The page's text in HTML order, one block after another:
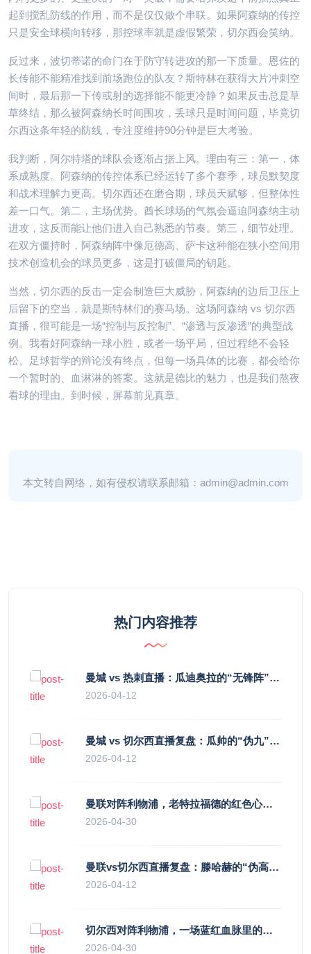
起到搅乱防线的作用，而不是仅仅做个串联。如果阿森纳的传控
只是安全球横向转移，那控球率就是虚假繁荣，切尔西会笑纳。
反过来，波切蒂诺的命门在于防守转进攻的那一下质量。恩佐的
长传能不能精准找到前场跑位的队友？斯特林在获得大片冲刺空
间时，最后那一下传或射的选择能不能更冷静？如果反击总是草
草终结，那么被阿森纳长时间围攻，丢球只是时间问题，毕竟切
尔西这条年轻的防线，专注度维持90分钟是巨大考验。
我判断，阿尔特塔的球队会逐渐占据上风。理由有三：第一，体
系成熟度。阿森纳的传控体系已经运转了多个赛季，球员默契度
和战术理解力更高。切尔西还在磨合期，球员天赋够，但整体性
差一口气。第二，主场优势。酋长球场的气氛会逼迫阿森纳主动
进攻，这反而能让他们进入自己熟悉的节奏。第三，细节处理。
在双方僵持时，阿森纳阵中像厄德高、萨卡这种能在狭小空间用
技术创造机会的球员更多，这是打破僵局的钥匙。
当然，切尔西的反击一定会制造巨大威胁，阿森纳的边后卫压上
后留下的空当，就是斯特林们的赛马场。这场阿森纳 vs 切尔西
直播，很可能是一场“控制与反控制”、“渗透与反渗透”的典型战
例。我看好阿森纳一球小胜，或者一场平局，但过程绝不会轻
松。足球哲学的辩论没有终点，但每一场具体的比赛，都会给你
一个暂时的、血淋淋的答案。这就是德比的魅力，也是我们熬夜
看球的理由。到时候，屏幕前见真章。
本文转自网络，如有侵权请联系邮箱：admin@admin.com
热门内容推荐
曼城 vs 热刺直播：瓜迪奥拉的“无锋阵”是天才设计还是自废武功？
2026-04-12
曼城 vs 切尔西直播复盘：瓜帅的“伪九”陷阱，如何绞杀蓝军的“三中卫”？
2026-04-12
曼联对阵利物浦，老特拉福德的红色心跳与蓝色暗涌
2026-04-30
曼联vs切尔西直播复盘：滕哈赫的“伪高位”与波切蒂诺的“无锋阵”，谁更拧巴？
2026-04-12
切尔西对阵利物浦，一场蓝红血脉里的恩怨与忠诚
2026-04-30